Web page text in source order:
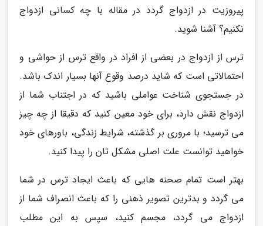
پیروزیت در ازدواج گردد در مقاله با چه کسانی ازدواج
نکنیم؟ آشنا شوید.
ترس از ازدواج در بعضی از افراد در واقع ترس از حواشی و
احتمالاتی است که شاید درصد وقوع آنها بسیار اندک باشد.
در جستجوی شناخت عواملی باشید که در اجتناب شما از
ازدواج نقش دارد، برای خود معین کنید که دقیقا از چه چیز
می ترسید؛ با مروری بر گذشته، شرایط زندگی، باورهای خود
خواهید توانست علت اصلی مشکل تان را پیدا کنید.
بهتر است تمام صحنه هایی که باعث ایجاد ترس در شما
می گردد و بدترین تصویر ذهنی را که باعث انصراف شما از
ازدواج می گردد، مجسم کنید، سپس به این مطلب